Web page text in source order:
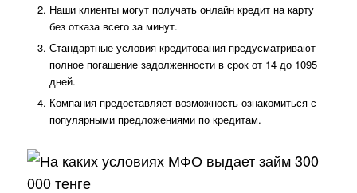
Наши клиенты могут получать онлайн кредит на карту
без отказа всего за минут.
Стандартные условия кредитования предусматривают
полное погашение задолженности в срок от 14 до 1095
дней.
Компания предоставляет возможность ознакомиться с
популярными предложениями по кредитам.